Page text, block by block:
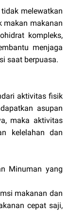
melewatkan
makan makanan
kompleks,
menjaga
saat berpuasa.
aktivitas fisik
asupan
maka aktivitas
kelelahan dan
Minuman yang
makanan dan
cepat saji,